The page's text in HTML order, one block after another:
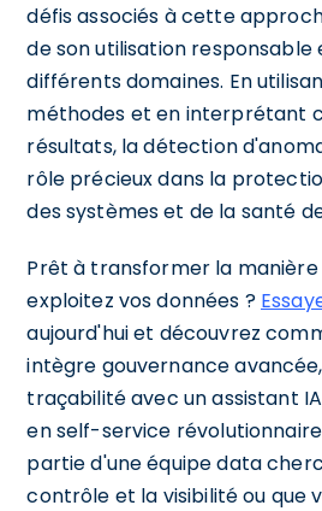
défis associés à cette
de son utilisation responsable
différents domaines. En
méthodes et en interprétant
résultats, la détection
rôle précieux dans la
des systèmes et de la santé
Prêt à transformer la
exploitez vos données ?
aujourd'hui et découvrez
intègre gouvernance
traçabilité avec un assistant
en self-service
partie d'une équipe data
contrôle et la visibilité ou que